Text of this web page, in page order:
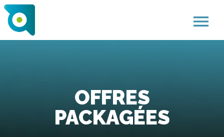
menu
OFFRES
PACKAGÉES